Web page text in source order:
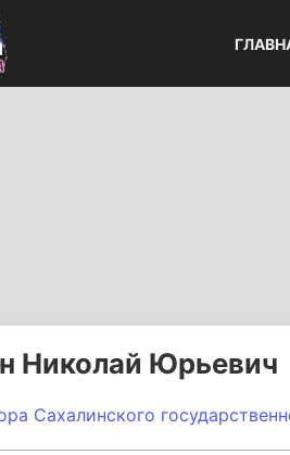
Николай Юрьевич
Сахалинского